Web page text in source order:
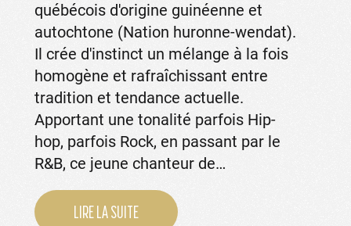
québécois d'origine guinéenne et
autochtone (Nation huronne-wendat).
Il crée d'instinct un mélange à la fois
homogène et rafraîchissant entre
tradition et tendance actuelle.
Apportant une tonalité parfois Hip-
hop, parfois Rock, en passant par le
R&B, ce jeune chanteur de…
LIRE LA SUITE